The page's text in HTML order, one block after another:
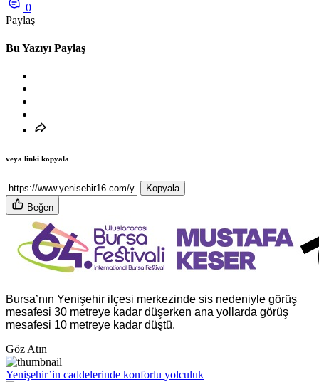
0
Paylaş
Bu Yazıyı Paylaş
veya linki kopyala
Kopyala
Beğen
Bursa’nın Yenişehir ilçesi merkezinde sis nedeniyle görüş
mesafesi 30 metreye kadar düşerken ana yollarda görüş
mesafesi 10 metreye kadar düştü.
Göz Atın
Yenişehir’in caddelerinde konforlu yolculuk